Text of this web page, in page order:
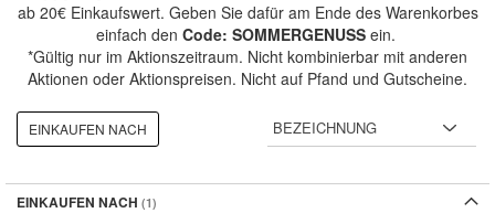
ab 20€ Einkaufswert. Geben Sie dafür am Ende des Warenkorbes
einfach den Code: SOMMERGENUSSein.
*Gültig nur im Aktionszeitraum. Nicht kombinierbar mit anderen
Aktionen oder Aktionspreisen. Nicht auf Pfand und Gutscheine.
EINKAUFEN NACH
EINKAUFEN NACH